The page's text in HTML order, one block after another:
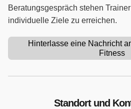
Beratungsgespräch stehen
individuelle Ziele zu erreichen.
Hinterlasse eine Nachricht
Fitness
Standort und